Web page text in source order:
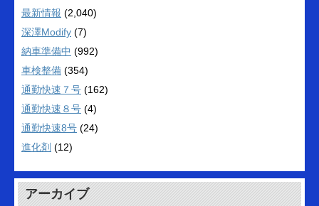
最新情報 (2,040)
深澤Modify (7)
納車準備中 (992)
車検整備 (354)
通勤快速７号 (162)
通勤快速８号 (4)
通勤快速8号 (24)
進化剤 (12)
アーカイブ